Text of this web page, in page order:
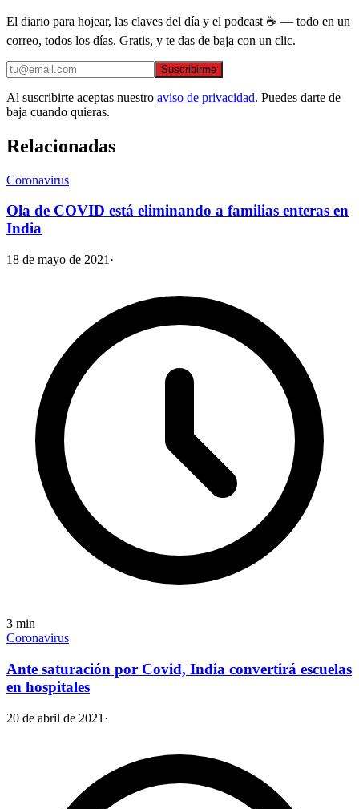
El diario para hojear, las claves del día y el podcast ☕ — todo en un
correo, todos los días. Gratis, y te das de baja con un clic.
Suscribirme
Al suscribirte aceptas nuestro aviso de privacidad. Puedes darte de
baja cuando quieras.
Relacionadas
Coronavirus
Ola de COVID está eliminando a familias enteras en
India
18 de mayo de 2021 ·
3 min
Coronavirus
Ante saturación por Covid, India convertirá escuelas
en hospitales
20 de abril de 2021 ·